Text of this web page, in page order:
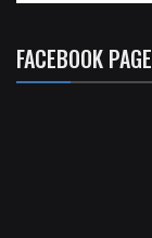
FACEBOOK PAGE